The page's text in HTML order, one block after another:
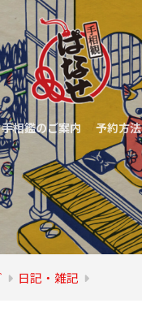
手相鑑のご案内 予約方法
日記・雑記